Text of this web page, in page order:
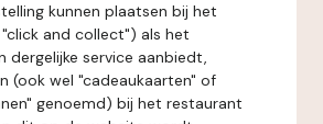
kunnen plaatsen bij het
and collect") als het
dergelijke service aanbiedt,
(ook wel "cadeaukaarten" of
genoemd) bij het restaurant